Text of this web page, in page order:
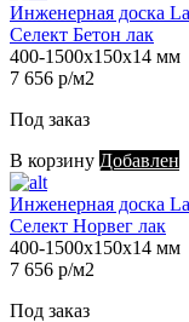
Инженерная доска
Селект Бетон лак
400-1500х150х14 мм
7 656 р/м2
Под заказ
В корзину Добавлен
Инженерная доска
Селект Норвег лак
400-1500х150х14 мм
7 656 р/м2
Под заказ